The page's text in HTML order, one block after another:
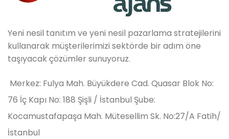
Yeni nesil tanıtım ve yeni nesil pazarlama stratejilerini
kullanarak müşterilerimizi sektörde bir adım öne
taşıyacak çözümler sunuyoruz.
Merkez: Fulya Mah. Büyükdere Cad. Quasar Blok No:
76 İç Kapı No: 188 Şişli / İstanbul Şube:
Kocamustafapaşa Mah. Mütesellim Sk. No:27/A Fatih/
İstanbul